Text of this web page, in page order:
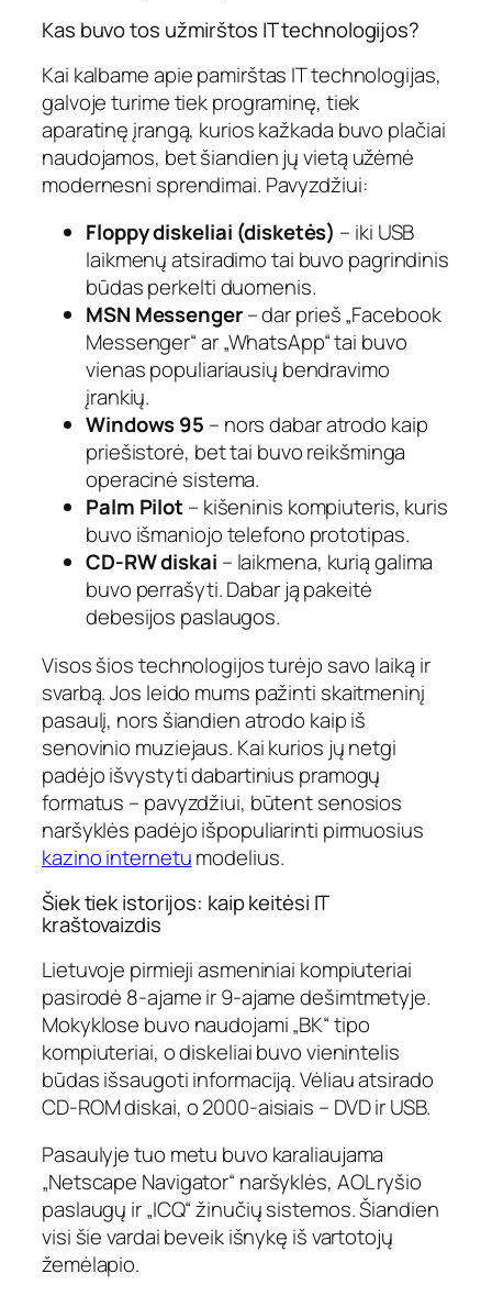
Kas buvo tos užmirštos IT technologijos?
Kai kalbame apie pamirštas IT technologijas,
galvoje turime tiek programinę, tiek
aparatinę įrangą, kurios kažkada buvo plačiai
naudojamos, bet šiandien jų vietą užėmė
modernesni sprendimai. Pavyzdžiui:
Floppy diskeliai (disketės) – iki USB
laikmenų atsiradimo tai buvo pagrindinis
būdas perkelti duomenis.
MSN Messenger– dar prieš „Facebook
Messenger“ ar „WhatsApp“ tai buvo
vienas populiariausių bendravimo
įrankių.
Windows 95 – nors dabar atrodo kaip
priešistorė, bet tai buvo reikšminga
operacinė sistema.
Palm Pilot– kišeninis kompiuteris, kuris
buvo išmaniojo telefono prototipas.
CD-RW diskai – laikmena, kurią galima
buvo perrašyti. Dabar ją pakeitė
debesijos paslaugos.
Visos šios technologijos turėjo savo laiką ir
svarbą. Jos leido mums pažinti skaitmeninį
pasaulį, nors šiandien atrodo kaip iš
senovinio muziejaus. Kai kurios jų netgi
padėjo išvystyti dabartinius pramogų
formatus – pavyzdžiui, būtent senosios
naršyklės padėjo išpopuliarinti pirmuosius
kazino internetumodelius.
Šiek tiek istorijos: kaip keitėsi IT
kraštovaizdis
Lietuvoje pirmieji asmeniniai kompiuteriai
pasirodė 8-ajame ir 9-ajame dešimtmetyje.
Mokyklose buvo naudojami „BK“ tipo
kompiuteriai, o diskeliai buvo vienintelis
būdas išsaugoti informaciją. Vėliau atsirado
CD-ROM diskai, o 2000-aisiais – DVD ir USB.
Pasaulyje tuo metu buvo karaliaujama
„Netscape Navigator“ naršyklės, AOL ryšio
paslaugų ir „ICQ“ žinučių sistemos. Šiandien
visi šie vardai beveik išnykę iš vartotojų
žemėlapio.